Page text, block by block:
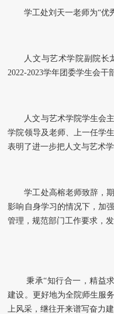
学工处刘天一老师为“优
人文与艺术学院副院长
2022-2023学年团委学生会干
人文与艺术学院学生会
学院领导及老师、上一任学
表明了进一步把人文与艺术
学工处高榕老师致辞，
影响自身学习的情况下，加
管理，规范部门工作要求，
秉承“知行合一，精益
建设。更好地为全院师生服
上风采，继往开来谱写奋力